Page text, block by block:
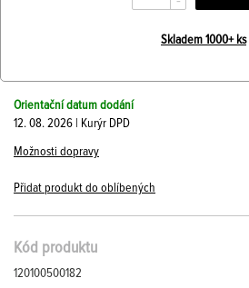
Skladem 1000+ ks
Orientační datum dodání
12. 08. 2026 | Kurýr DPD
Možnosti dopravy
Přidat produkt do oblíbených
Kód produktu
120100500182